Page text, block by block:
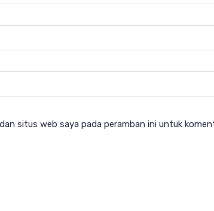
situs web saya pada peramban ini untuk